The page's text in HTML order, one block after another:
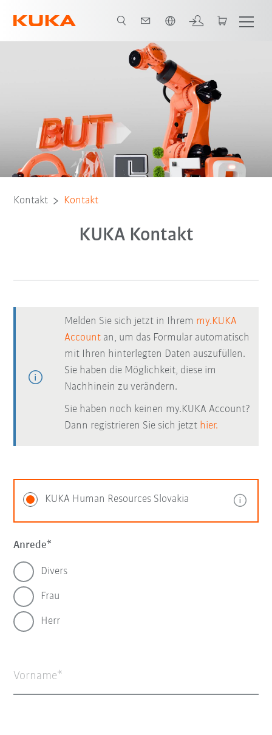
Kontakt Kontakt
KUKA Kontakt
Melden Sie sich jetzt in Ihrem my.KUKA
Account an, um das Formular automatisch
mit Ihren hinterlegten Daten auszufüllen.
Sie haben die Möglichkeit, diese im
Nachhinein zu verändern.
Sie haben noch keinen my.KUKA Account?
Dann registrieren Sie sich jetzt hier.
KUKA Human Resources Slovakia
Anrede
Divers
Frau
Herr
Vorname